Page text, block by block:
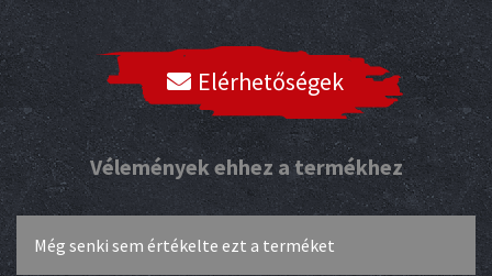
Elérhetőségek
Vélemények ehhez a termékhez
Még senki sem értékelte ezt a terméket